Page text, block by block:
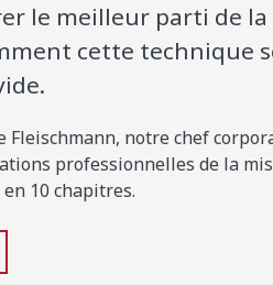
le meilleur parti de la
cette technique
Fleischmann, notre chef
professionnelles de la
10 chapitres.